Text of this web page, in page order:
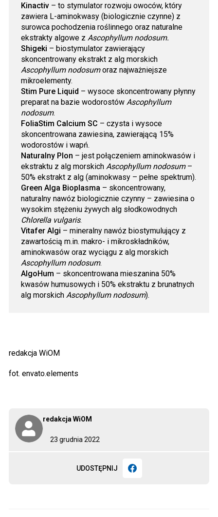
23 grudnia 2022
redakcja WiOM
UDOSTĘPNIJ
Kinactiv – to stymulator rozwoju owoców, który
zawiera L-aminokwasy (biologicznie czynne) z
surowca pochodzenia roślinnego oraz naturalne
ekstrakty algowe z Ascophyllum nodosum.
Shigeki – biostymulator zawierający
skoncentrowany ekstrakt z alg morskich
Ascophyllum nodosumoraz najważniejsze
mikroelementy.
Stim Pure Liquid – wysoce skoncentrowany płynny
preparat na bazie wodorostów Ascophyllum
nodosum.
FoliaStim Calcium SC – czysta i wysoce
skoncentrowana zawiesina, zawierającą 15%
wodorostów i wapń.
Naturalny Plon – jest połączeniem aminokwasów i
ekstraktu z alg morskich Ascophyllum nodosum –
50% ekstrakt z alg (aminokwasy – pełne spektrum).
Green Alga Bioplasma – skoncentrowany,
naturalny nawóz biologicznie czynny – zawiesina o
wysokim stężeniu żywych alg słodkowodnych
Chlorella vulgaris.
Vitafer Algi – mineralny nawóz biostymulujący z
zawartością m.in. makro- i mikroskładników,
aminokwasów oraz wyciągu z alg morskich
Ascophyllum nodosum.
AlgoHum – skoncentrowana mieszanina 50%
kwasów humusowych i 50% ekstraktu z brunatnych
alg morskich Ascophyllum nodosum).
redakcja WiOM
fot. envato.elements